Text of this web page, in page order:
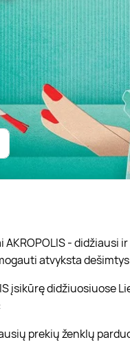
- didžiausi
atvyksta
įsikūrę didžiuosiuose
prekių ženklų